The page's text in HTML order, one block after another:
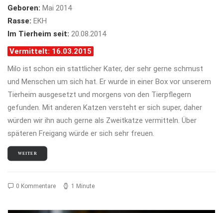
Geboren: Mai 2014
Rasse: EKH
Im Tierheim seit: 20.08.2014
Vermittelt: 16.03.2015
Milo ist schon ein stattlicher Kater, der sehr gerne schmust
und Menschen um sich hat. Er wurde in einer Box vor unserem
Tierheim ausgesetzt und morgens von den Tierpflegern
gefunden. Mit anderen Katzen versteht er sich super, daher
würden wir ihn auch gerne als Zweitkatze vermitteln. Über
späteren Freigang würde er sich sehr freuen.
WEITER
0 Kommentare 1 Minute